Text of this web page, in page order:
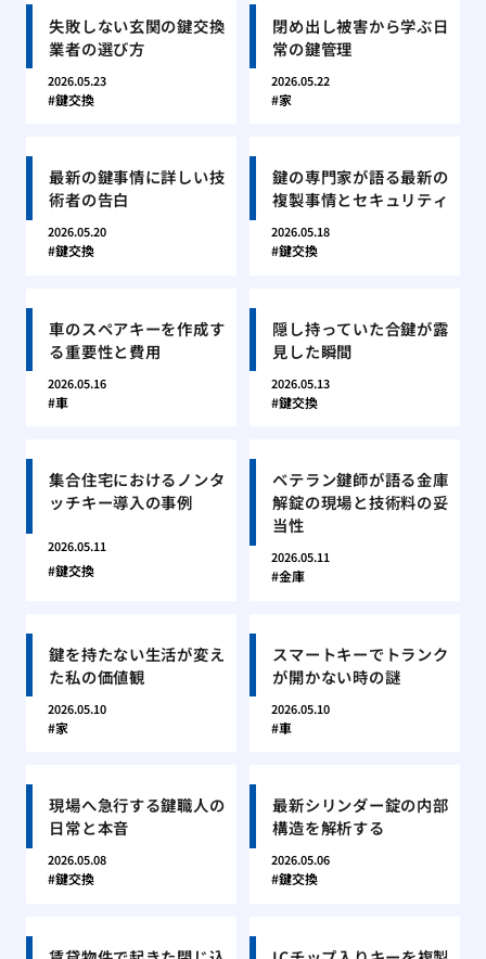
失敗しない玄関の鍵交換
業者の選び方
2026.05.23
鍵交換
閉め出し被害から学ぶ日
常の鍵管理
2026.05.22
家
最新の鍵事情に詳しい技
術者の告白
2026.05.20
鍵交換
鍵の専門家が語る最新の
複製事情とセキュリティ
2026.05.18
鍵交換
車のスペアキーを作成す
る重要性と費用
2026.05.16
車
隠し持っていた合鍵が露
見した瞬間
2026.05.13
鍵交換
集合住宅におけるノンタ
ッチキー導入の事例
2026.05.11
鍵交換
ベテラン鍵師が語る金庫
解錠の現場と技術料の妥
当性
2026.05.11
金庫
鍵を持たない生活が変え
た私の価値観
2026.05.10
家
スマートキーでトランク
が開かない時の謎
2026.05.10
車
現場へ急行する鍵職人の
日常と本音
2026.05.08
鍵交換
最新シリンダー錠の内部
構造を解析する
2026.05.06
鍵交換